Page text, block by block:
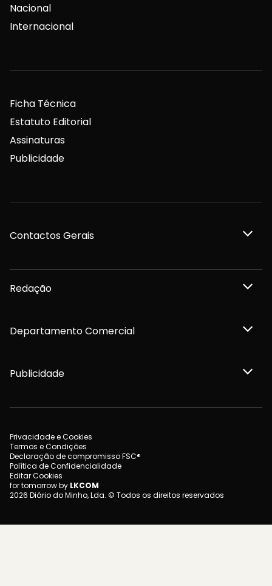
Nacional
Internacional
Ficha Técnica
Estatuto Editorial
Assinaturas
Publicidade
Contactos Gerais
Redação
Departamento Comercial
Publicidade
Privacidade e Cookies
Termos e Condições
Declaração de compromisso FSC®
Política de Confidencialidade
Editar Cookies
for tomorrow by LKCOM
2026 Diário do Minho, Lda. © Todos os direitos reservados